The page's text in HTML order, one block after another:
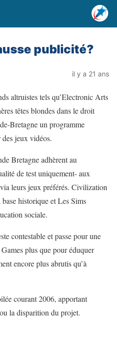
publicité?
il y a 21 ans
altruistes tels qu’Electronic Arts
têtes blondes dans le droit
Bretagne un programme
des jeux vidéos.
Bretagne adhèrent au
de test uniquement- aux
leurs jeux préférés. Civilization
historique et Les Sims
sociale.
contestable et passe pour une
plus que pour éduquer
encore plus abrutis qu’à
courant 2006, apportant
la disparition du projet.